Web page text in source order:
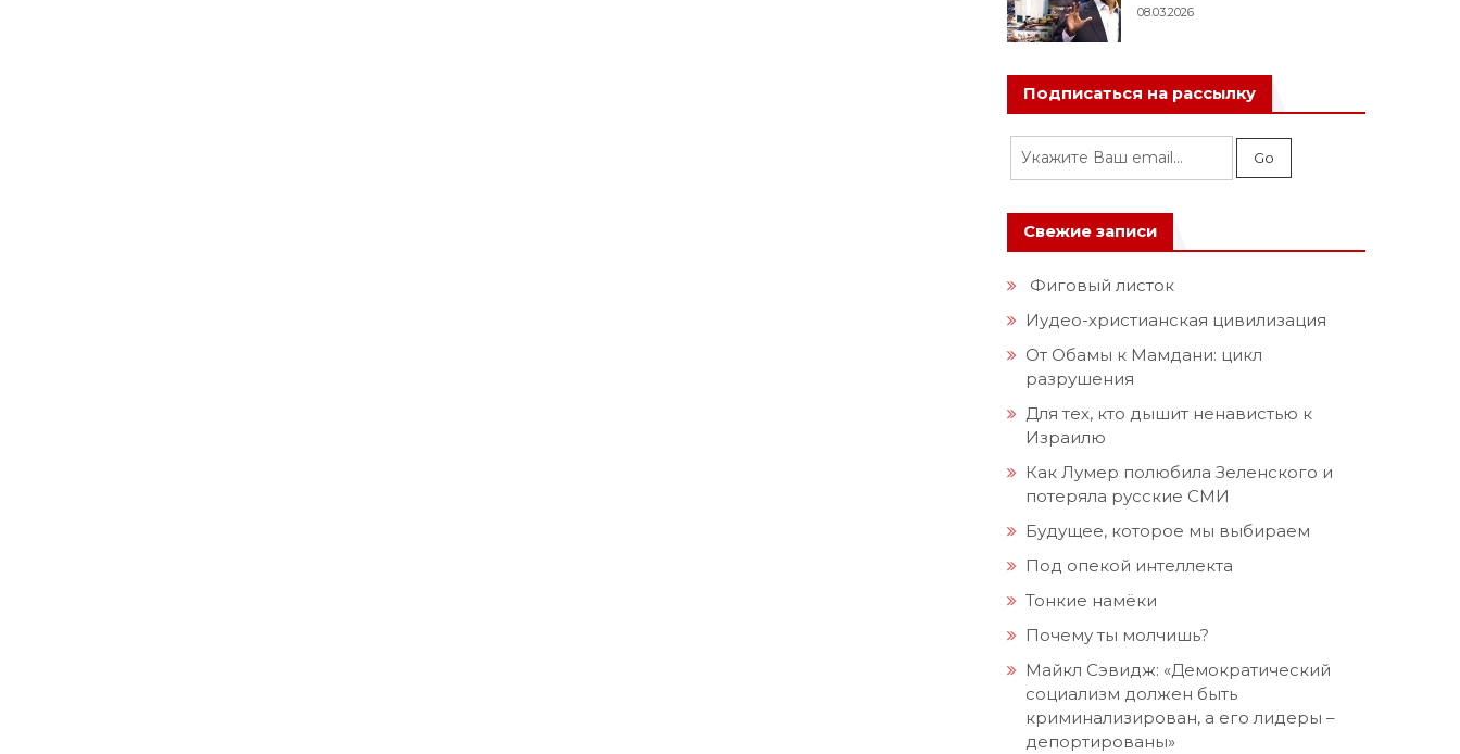
08.03.2026
Подписаться на рассылку
Свежие записи
Фиговый листок
Иудео-христианская цивилизация
От Обамы к Мамдани: цикл
разрушения
Для тех, кто дышит ненавистью к
Израилю
Как Лумер полюбила Зеленского и
потеряла русские СМИ
Будущее, которое мы выбираем
Под опекой интеллекта
Тонкие намёки
Почему ты молчишь?
Майкл Сэвидж: «Демократический
социализм должен быть
криминализирован, а его лидеры –
депортированы»